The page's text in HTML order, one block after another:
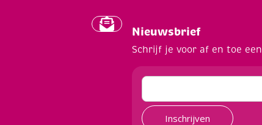
Nieuwsbrief
Schrijf je voor af en toe
Inschrijven